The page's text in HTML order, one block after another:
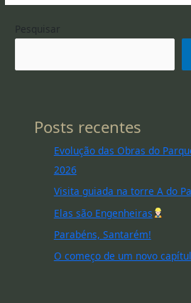
Pesquisar
Posts recentes
Evolução das Obras do
2026
Visita guiada na torre A do
Elas são Engenheiras
Parabéns, Santarém!
O começo de um novo